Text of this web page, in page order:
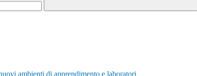
ambienti di apprendimento e laboratori